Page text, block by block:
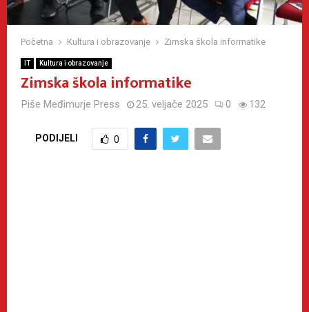
Početna Kultura i obrazovanje Zimska škola informatike
IT Kultura i obrazovanje
Zimska škola informatike
Piše Međimurje Press 25. veljače 2025 0 132
PODIJELI 0